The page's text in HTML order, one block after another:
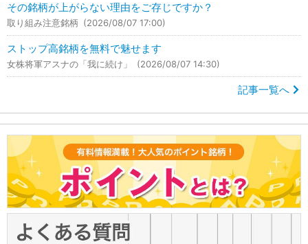
その銘柄が上がらない理由をご存じですか？
取り組み注意銘柄 (2026/08/07 17:00)
ストップ高銘柄を無料で魅せます
女株将軍アスナの「我に続け」 (2026/08/07 14:30)
記事一覧へ